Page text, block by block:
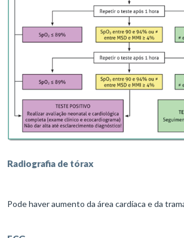
Radiografia de tórax
Pode haver aumento da área cardíaca e da